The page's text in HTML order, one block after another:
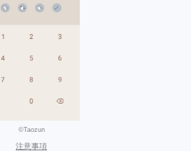
©Taozun
注意事項